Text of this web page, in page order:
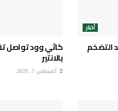
أخبار
التضخم كاثي وود تواصل
بالانتير
أغسطس 7, 2026